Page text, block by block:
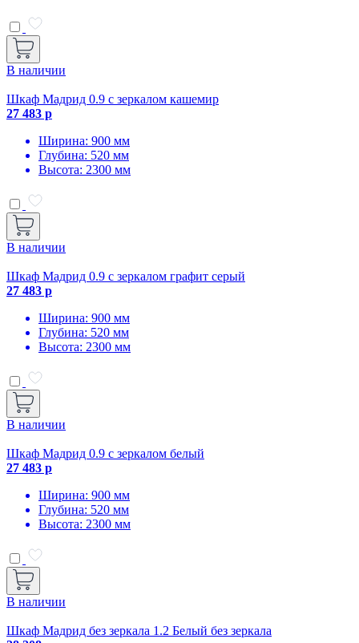
В наличии
Шкаф Мадрид 0.9 с зеркалом кашемир
27 483 р
Ширина: 900 мм
Глубина: 520 мм
Высота: 2300 мм
В наличии
Шкаф Мадрид 0.9 с зеркалом графит серый
27 483 р
Ширина: 900 мм
Глубина: 520 мм
Высота: 2300 мм
В наличии
Шкаф Мадрид 0.9 с зеркалом белый
27 483 р
Ширина: 900 мм
Глубина: 520 мм
Высота: 2300 мм
В наличии
Шкаф Мадрид без зеркала 1.2 Белый без зеркала